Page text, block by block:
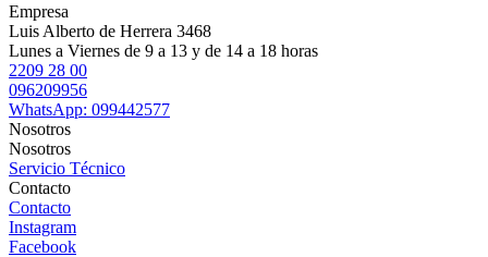
Empresa
Luis Alberto de Herrera 3468
Lunes a Viernes de 9 a 13 y de 14 a 18 horas
2209 28 00
096209956
WhatsApp: 099442577
Nosotros
Nosotros
Servicio Técnico
Contacto
Contacto
Instagram
Facebook